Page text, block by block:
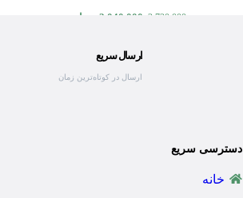
2,720,000
2,040,000 تومان
ارسال سریع
ارسال در کوتاه‌ترین زمان
دسترسی سریع
خانه